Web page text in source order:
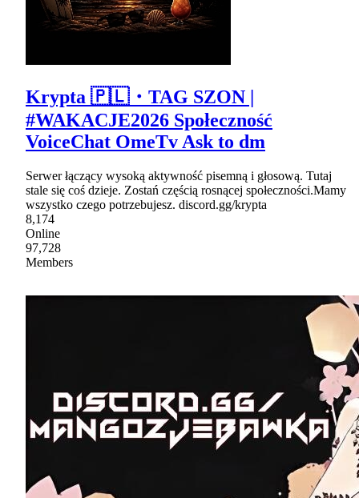
Krypta 🇵🇱・TAG SZON |
#WAKACJE2026 Społeczność
VoiceChat OmeTv Ask to dm
Serwer łączący wysoką aktywność pisemną i głosową. Tutaj
stale się coś dzieje. Zostań częścią rosnącej społeczności.Mamy
wszystko czego potrzebujesz. discord.gg/krypta
8,174
Online
97,728
Members